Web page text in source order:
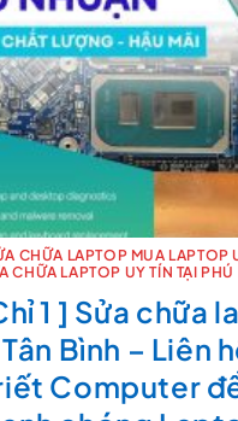
CHỮA LAPTOP MUA LAPTOP
CHỮA LAPTOP UY TÍN TẠI
1 ] Sửa chữa
Bình – Liên
Computer